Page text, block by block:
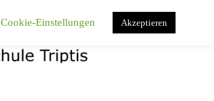
Cookie-Einstellungen Akzeptieren